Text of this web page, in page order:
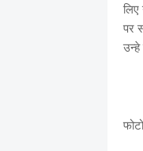
पर
उन्हे